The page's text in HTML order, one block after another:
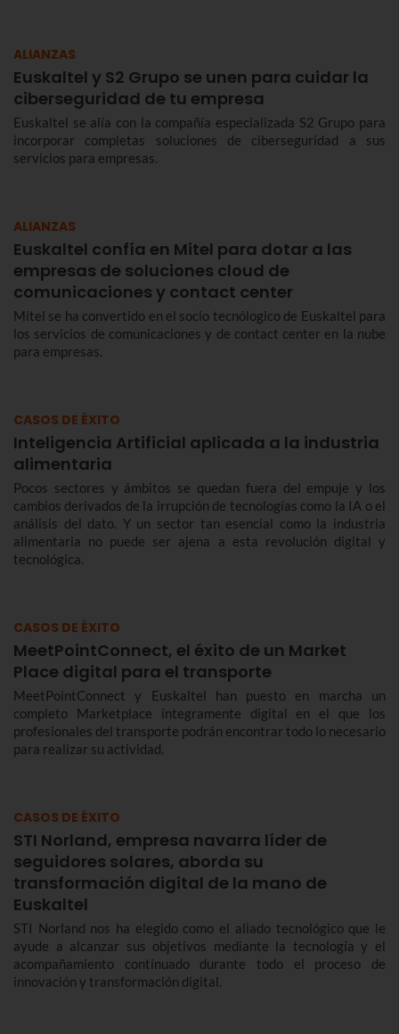
ALIANZAS
Euskaltel y S2 Grupo se unen para cuidar la
ciberseguridad de tu empresa
Euskaltel se alía con la compañía especializada S2 Grupo para
incorporar completas soluciones de ciberseguridad a sus
servicios para empresas.
ALIANZAS
Euskaltel confía en Mitel para dotar a las
empresas de soluciones cloud de
comunicaciones y contact center
Mitel se ha convertido en el socio tecnólogico de Euskaltel para
los servicios de comunicaciones y de contact center en la nube
para empresas.
CASOS DE ÉXITO
Inteligencia Artificial aplicada a la industria
alimentaria
Pocos sectores y ámbitos se quedan fuera del empuje y los
cambios derivados de la irrupción de tecnologías como la IA o el
análisis del dato. Y un sector tan esencial como la industria
alimentaria no puede ser ajena a esta revolución digital y
tecnológica.
CASOS DE ÉXITO
MeetPointConnect, el éxito de un Market
Place digital para el transporte
MeetPointConnect y Euskaltel han puesto en marcha un
completo Marketplace íntegramente digital en el que los
profesionales del transporte podrán encontrar todo lo necesario
para realizar su actividad.
CASOS DE ÉXITO
STI Norland, empresa navarra líder de
seguidores solares, aborda su
transformación digital de la mano de
Euskaltel
STI Norland nos ha elegido como el aliado tecnológico que le
ayude a alcanzar sus objetivos mediante la tecnología y el
acompañamiento continuado durante todo el proceso de
innovación y transformación digital.